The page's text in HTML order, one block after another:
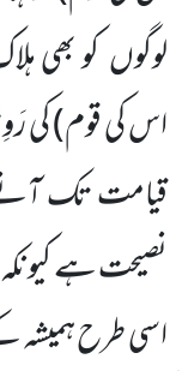
لوگوںکو بھی
اس کی قوم)کی
قیامت تک
نصیحت ہے
اسی طرح ہمیشہ